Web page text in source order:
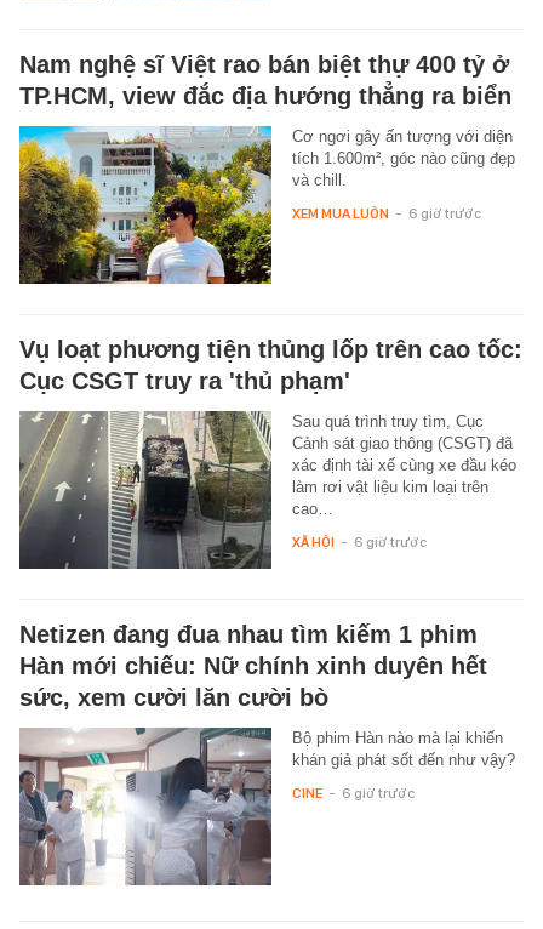
Nam nghệ sĩ Việt rao bán biệt thự 400 tỷ ở
TP.HCM, view đắc địa hướng thẳng ra biển
Cơ ngơi gây ấn tượng với diện
tích 1.600m², góc nào cũng đẹp
và chill.
XEM MUA LUÔN - 6 giờ trước
Vụ loạt phương tiện thủng lốp trên cao tốc:
Cục CSGT truy ra 'thủ phạm'
Sau quá trình truy tìm, Cục
Cảnh sát giao thông (CSGT) đã
xác định tài xế cùng xe đầu kéo
làm rơi vật liệu kim loại trên
cao…
XÃ HỘI - 6 giờ trước
Netizen đang đua nhau tìm kiếm 1 phim
Hàn mới chiếu: Nữ chính xinh duyên hết
sức, xem cười lăn cười bò
Bộ phim Hàn nào mà lại khiến
khán giả phát sốt đến như vậy?
CINE - 6 giờ trước